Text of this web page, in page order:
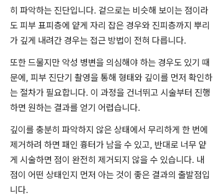
히 파악하는 진단입니다. 겉으로는 비슷해 보이는 점이라
도 피부 표피층에 얕게 자리 잡은 경우와 진피층까지 뿌리
가 깊게 내려간 경우는 접근 방법이 전혀 다릅니다.
또한 드물지만 악성 병변을 의심해야 하는 경우도 있기 때
문에, 피부 진단기 촬영을 통해 형태와 깊이를 먼저 확인하
는 절차가 필요합니다. 이 과정을 건너뛰고 시술부터 진행
하면 원하는 결과를 얻기 어렵습니다.
깊이를 충분히 파악하지 않은 상태에서 무리하게 한 번에
제거하려 하면 패인 흉터가 남을 수 있고, 반대로 너무 얕
게 시술하면 점이 완전히 제거되지 않을 수 있습니다. 내
점이 어떤 상태인지 먼저 아는 것이 좋은 결과의 출발점입
니다.